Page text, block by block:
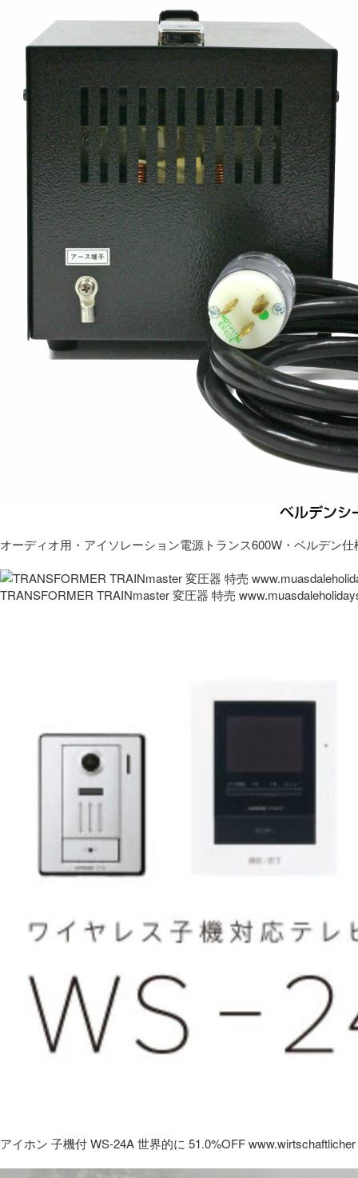
オーディオ用・アイソレーション電源トランス600W・ベルデン仕
TRANSFORMER TRAINmaster 変圧器 特売
アイホン 子機付 WS-24A 世界的に 51.0%OFF www.wirtschaftlicher